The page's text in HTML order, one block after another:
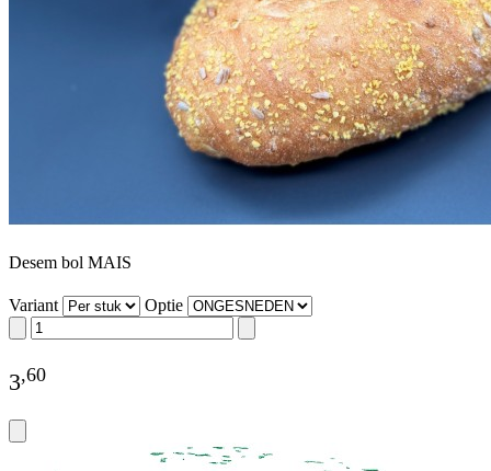
Desem bol MAIS
Variant Optie
3,60